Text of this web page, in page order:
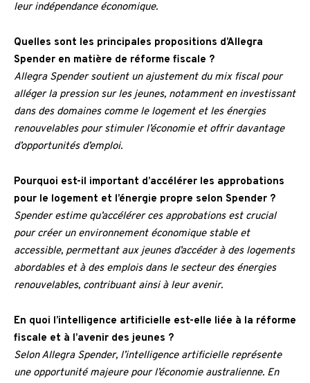
leur indépendance économique.
Quelles sont les principales propositions d’Allegra
Spender en matière de réforme fiscale ?
Allegra Spender soutient un ajustement du mix fiscal pour
alléger la pression sur les jeunes, notamment en investissant
dans des domaines comme le logement et les énergies
renouvelables pour stimuler l’économie et offrir davantage
d’opportunités d’emploi.
Pourquoi est-il important d’accélérer les approbations
pour le logement et l’énergie propre selon Spender ?
Spender estime qu’accélérer ces approbations est crucial
pour créer un environnement économique stable et
accessible, permettant aux jeunes d’accéder à des logements
abordables et à des emplois dans le secteur des énergies
renouvelables, contribuant ainsi à leur avenir.
En quoi l’intelligence artificielle est-elle liée à la réforme
fiscale et à l’avenir des jeunes ?
Selon Allegra Spender, l’intelligence artificielle représente
une opportunité majeure pour l’économie australienne. En